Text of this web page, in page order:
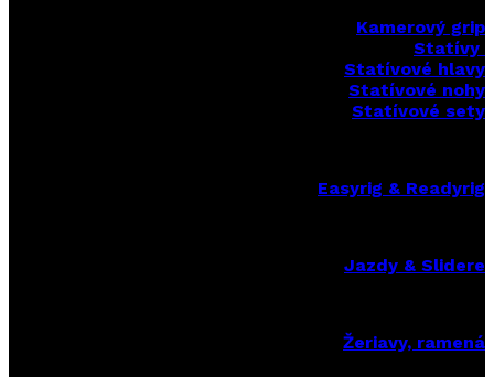
Kamerový grip
Statívy
Statívové hlavy
Statívové nohy
Statívové sety
Easyrig & Readyrig
Jazdy & Slidere
Žeriavy, ramená